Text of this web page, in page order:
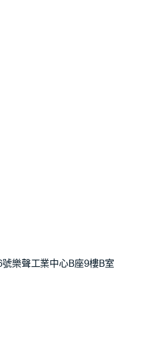
樂聲工業中心B座9樓B室